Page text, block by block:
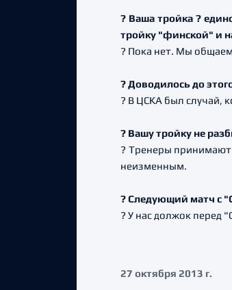
? Ваша тройка ?
тройку "финской" и
? Пока нет. Мы
? Доводилось до
? В ЦСКА был случай,
? Вашу тройку не
? Тренеры принимают
неизменным.
? Следующий матч с
? У нас должок перед
27 октября 2013 г.